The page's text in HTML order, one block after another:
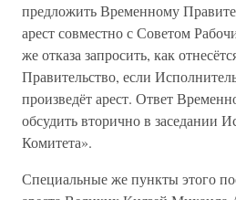
предложить Временному
арест совместно с Советом
же отказа запросить, как
Правительство, если
произведёт арест. Ответ
обсудить вторично в заседании
Комитета».
Специальные же пункты этого